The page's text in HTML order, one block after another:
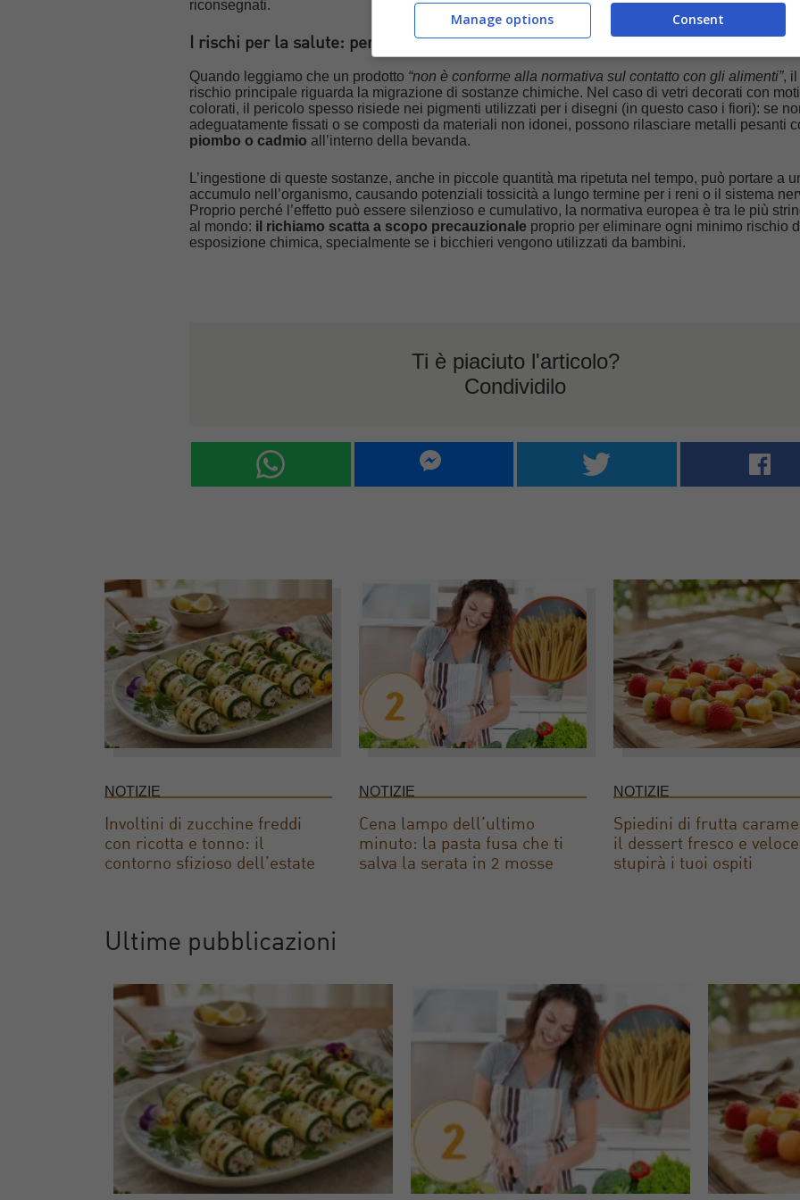
riconsegnati.
I rischi per la salute: perché la normativa UE è così severa
Quando leggiamo che un prodotto “non è conforme alla normativa sul contatto con gli alimenti”, il
rischio principale riguarda la migrazione di sostanze chimiche. Nel caso di vetri decorati con
colorati, il pericolo spesso risiede nei pigmenti utilizzati per i disegni (in questo caso i fiori): se
adeguatamente fissati o se composti da materiali non idonei, possono rilasciare metalli pesanti
piombo o cadmio all’interno della bevanda.
L’ingestione di queste sostanze, anche in piccole quantità ma ripetuta nel tempo, può portare a
accumulo nell’organismo, causando potenziali tossicità a lungo termine per i reni o il sistema
Proprio perché l’effetto può essere silenzioso e cumulativo, la normativa europea è tra le più
al mondo: il richiamo scatta a scopo precauzionale proprio per eliminare ogni minimo rischio
esposizione chimica, specialmente se i bicchieri vengono utilizzati da bambini.
Ti è piaciuto l'articolo?
Condividilo
NOTIZIE
Involtini di zucchine freddi
con ricotta e tonno: il
contorno sfizioso dell’estate
NOTIZIE
Cena lampo dell’ultimo
minuto: la pasta fusa che ti
salva la serata in 2 mosse
NOTIZIE
Spiedini di frutta
il dessert fresco e
stupirà i tuoi ospiti
Ultime pubblicazioni
Consent
Manage options